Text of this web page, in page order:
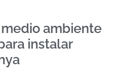
ambiente
instalar